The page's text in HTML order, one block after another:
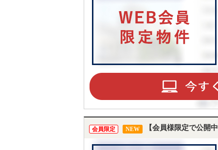
会員限定 NEW 【会員様限定で公開